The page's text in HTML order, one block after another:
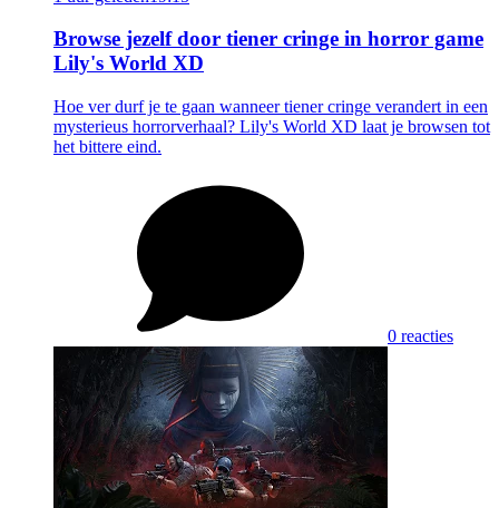
Browse jezelf door tiener cringe in horror game
Lily's World XD
Hoe ver durf je te gaan wanneer tiener cringe verandert in een
mysterieus horrorverhaal? Lily's World XD laat je browsen tot
het bittere eind.
0 reacties